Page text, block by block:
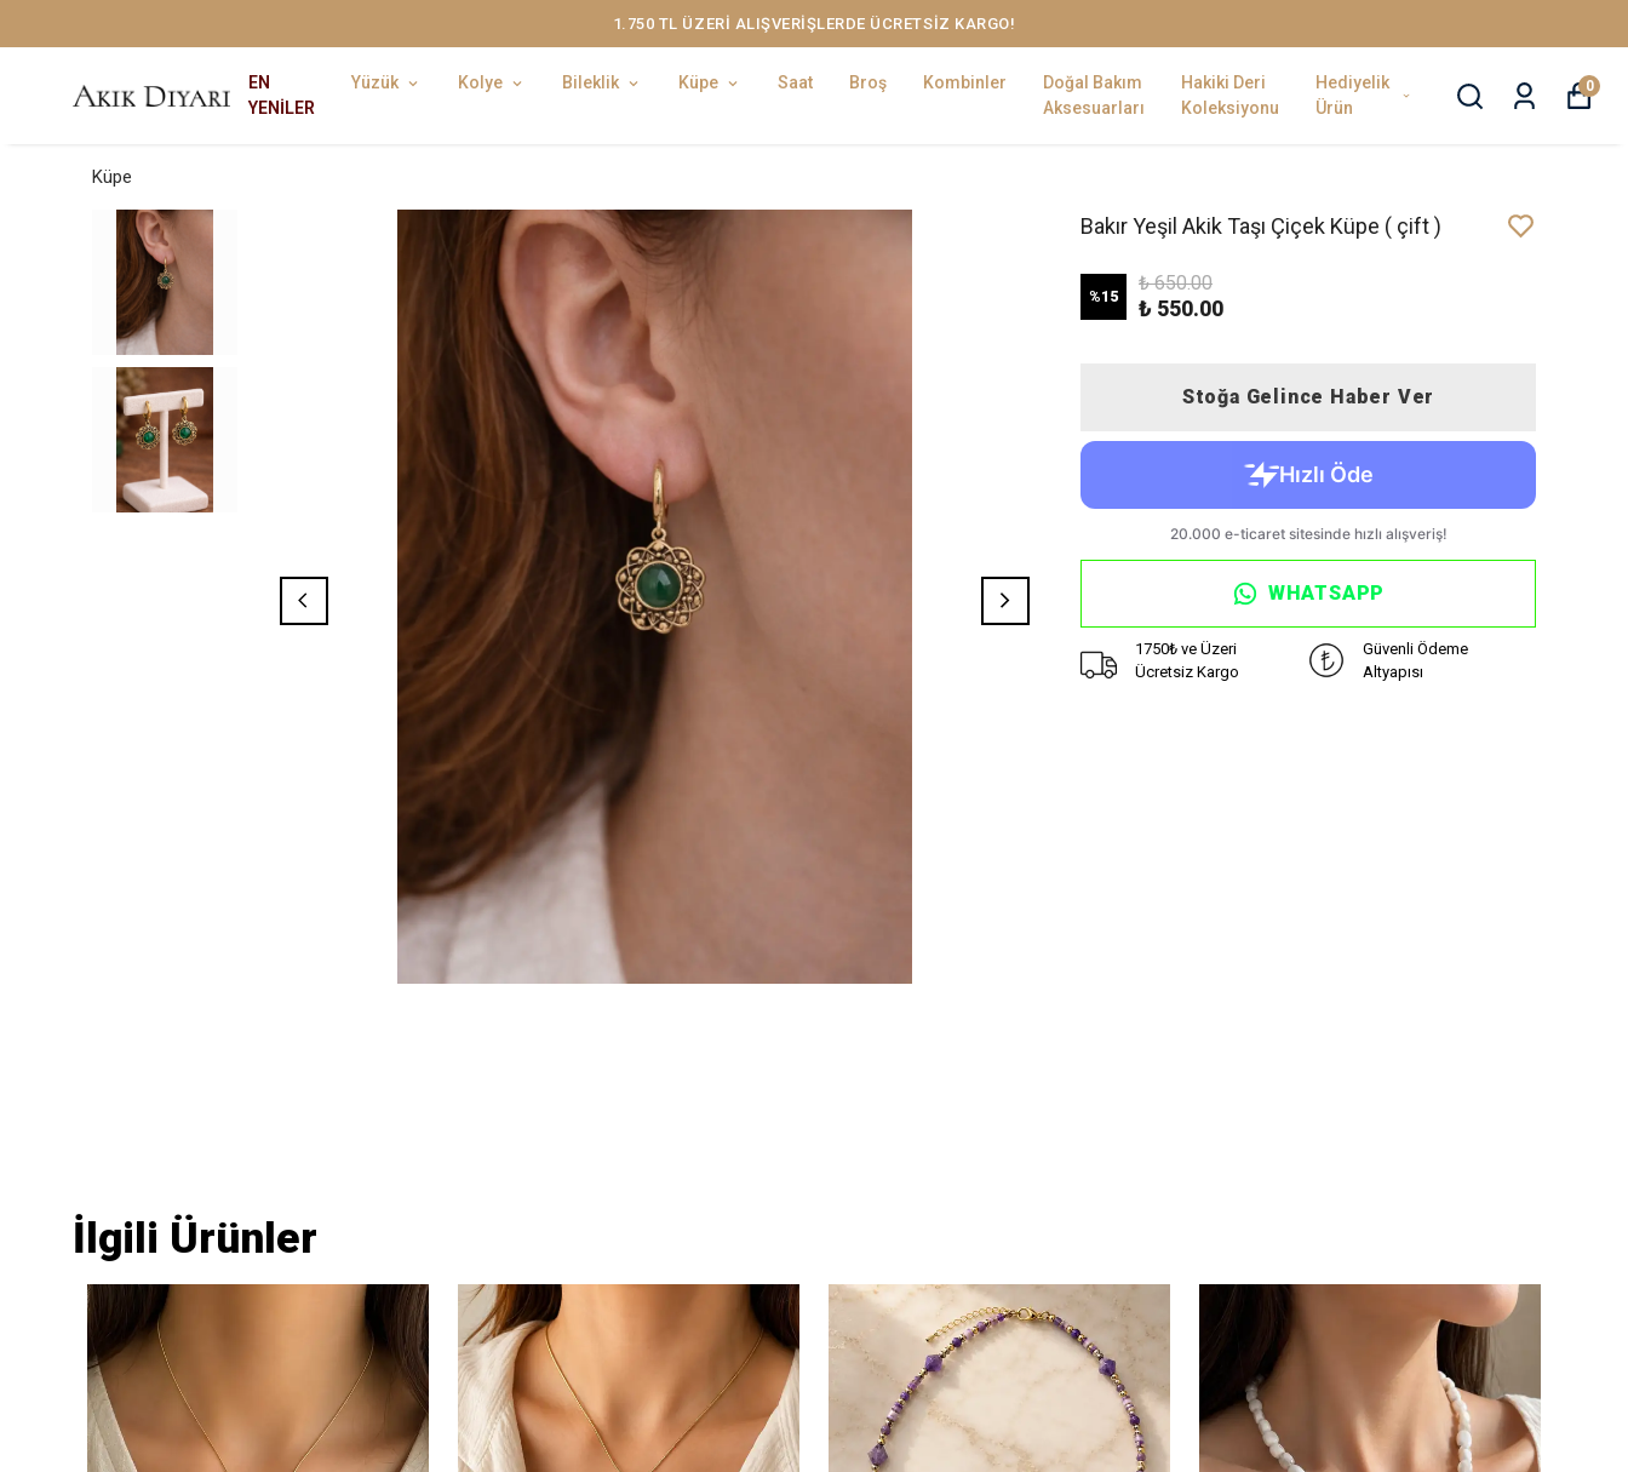
1.750 TL ÜZERİ ALIŞVERİŞLERDE ÜCRETSİZ KARGO!
EN
YENİLER
Yüzük Kolye Bileklik Küpe Saat Broş Kombinler
Doğal Bakım
Aksesuarları
Hakiki Deri
Koleksiyonu
Hediyelik
Ürün
0
Küpe
Bakır Yeşil Akik Taşı Çiçek Küpe ( çift )
%15
₺ 650.00
₺ 550.00
Stoğa Gelince Haber Ver
WHATSAPP
1750₺ ve Üzeri
Ücretsiz Kargo
Güvenli Ödeme
Altyapısı
İlgili Ürünler